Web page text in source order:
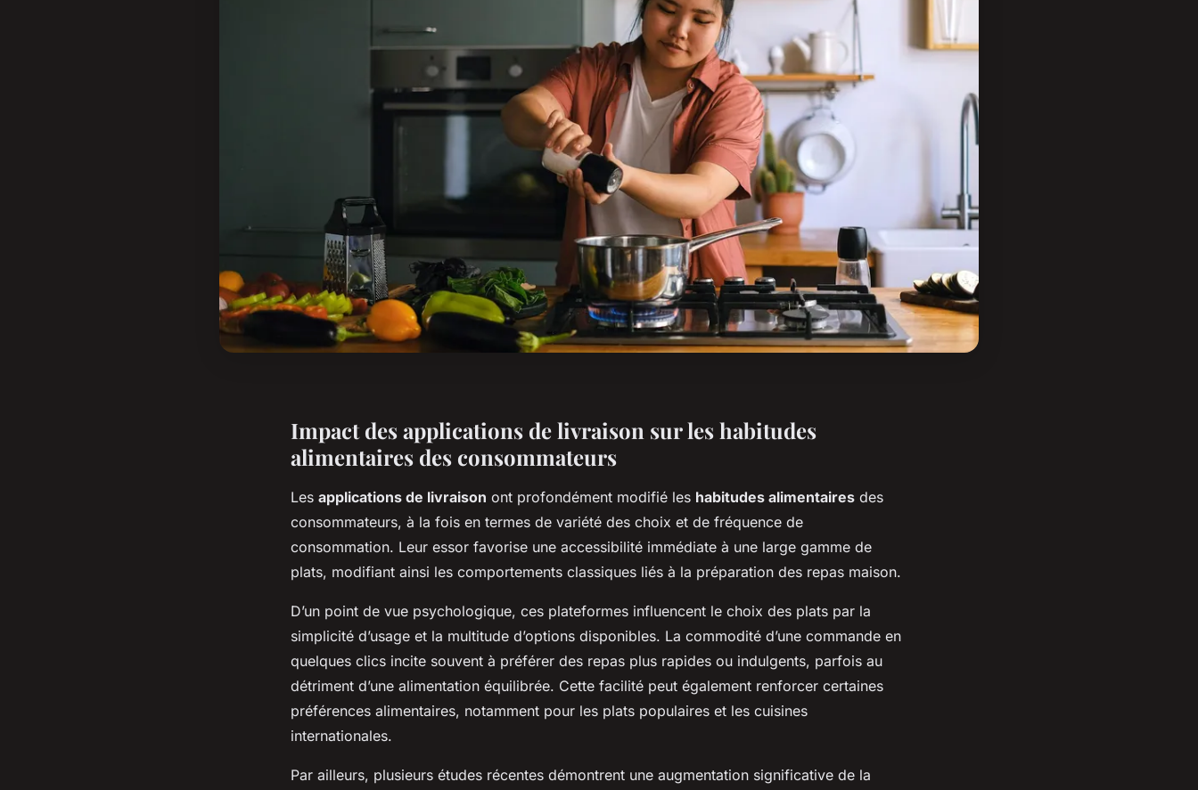
Impact des applications de livraison sur les habitudes
alimentaires des consommateurs
Les applications de livraison ont profondément modifié les habitudes alimentaires des
consommateurs, à la fois en termes de variété des choix et de fréquence de
consommation. Leur essor favorise une accessibilité immédiate à une large gamme de
plats, modifiant ainsi les comportements classiques liés à la préparation des repas maison.
D’un point de vue psychologique, ces plateformes influencent le choix des plats par la
simplicité d’usage et la multitude d’options disponibles. La commodité d’une commande en
quelques clics incite souvent à préférer des repas plus rapides ou indulgents, parfois au
détriment d’une alimentation équilibrée. Cette facilité peut également renforcer certaines
préférences alimentaires, notamment pour les plats populaires et les cuisines
internationales.
Par ailleurs, plusieurs études récentes démontrent une augmentation significative de la